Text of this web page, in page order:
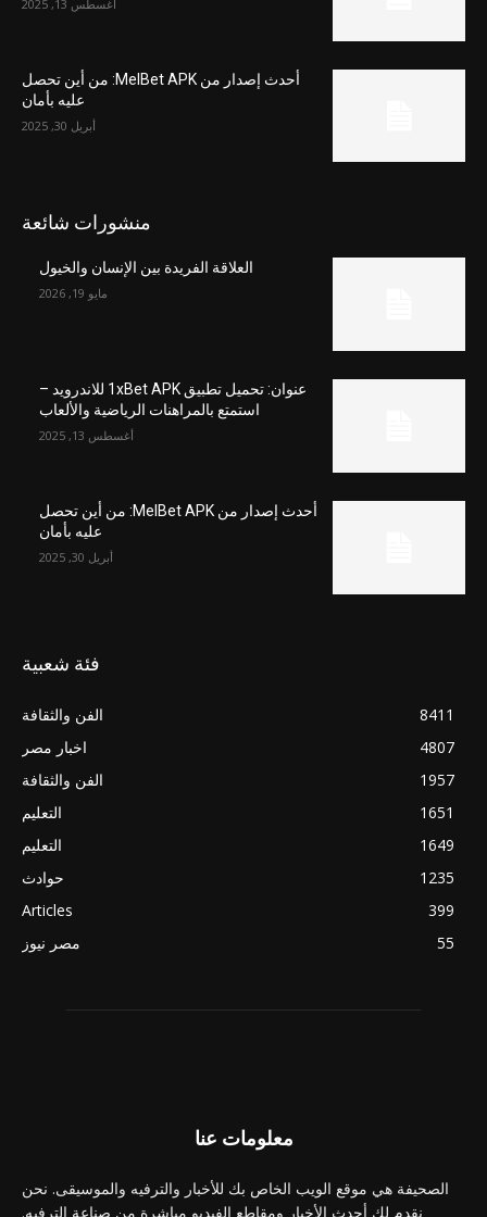
أغسطس 13, 2025
أحدث إصدار من MelBet APK: من أين تحصل
عليه بأمان
أبريل 30, 2025
منشورات شائعة
العلاقة الفريدة بين الإنسان والخيول
مايو 19, 2026
عنوان: تحميل تطبيق 1xBet APK للاندرويد –
استمتع بالمراهنات الرياضية والألعاب
أغسطس 13, 2025
أحدث إصدار من MelBet APK: من أين تحصل
عليه بأمان
أبريل 30, 2025
فئة شعبية
الفن والثقافة
8411
اخبار مصر
4807
الفن والثقافة
1957
التعليم
1651
التعليم
1649
حوادث
1235
Articles
399
مصر نيوز
55
معلومات عنا
الصحيفة هي موقع الويب الخاص بك للأخبار والترفيه والموسيقى. نحن
نقدم لك أحدث الأخبار ومقاطع الفيديو مباشرة من صناعة الترفيه.